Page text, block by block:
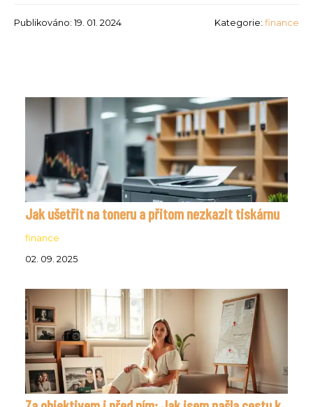
Publikováno: 19. 01. 2024 Kategorie: finance
Jak ušetřit na toneru a přitom nezkazit tiskárnu
finance
02. 09. 2025